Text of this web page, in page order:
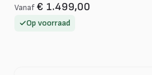
Vanaf € 1.499,00
Op voorraad